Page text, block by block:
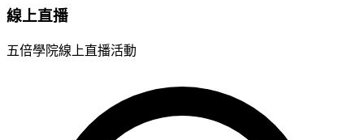
線上直播
五倍學院線上直播活動